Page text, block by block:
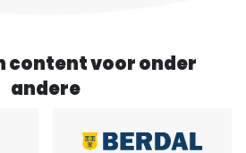
content voor onder
andere